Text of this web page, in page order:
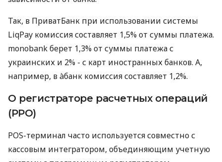
Так, в ПриватБанк при использовании системы
LiqPay комиссия составляет 1,5% от суммы платежа.
monobank берет 1,3% от суммы платежа с
украинских и 2% - с карт иностранных банков. А,
например, в àбанк комиссия составляет 1,2%.
О регистраторе расчетных операций
(РРО)
POS-терминал часто используется совместно с
кассовым интегратором, объединяющим учетную